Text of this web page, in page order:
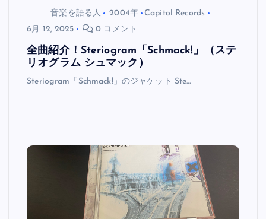
音楽を語る人 2004年
Capitol Records
6月 12, 2025
0 コメント
全曲紹介！Steriogram「Schmack!」（ステ
リオグラム シュマック）
Steriogram「Schmack!」のジャケット Ste…